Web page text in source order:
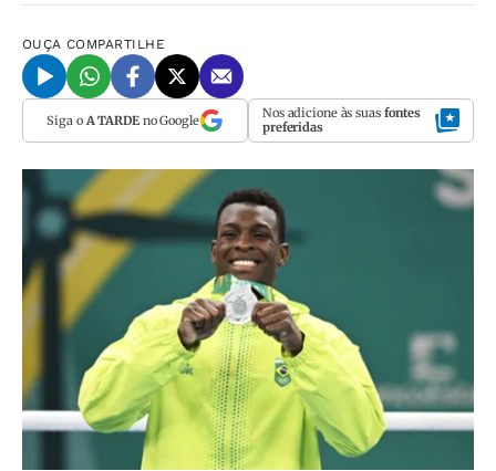
OUÇA COMPARTILHE
Siga o A TARDEno Google Nos adicione às suas fontes
preferidas